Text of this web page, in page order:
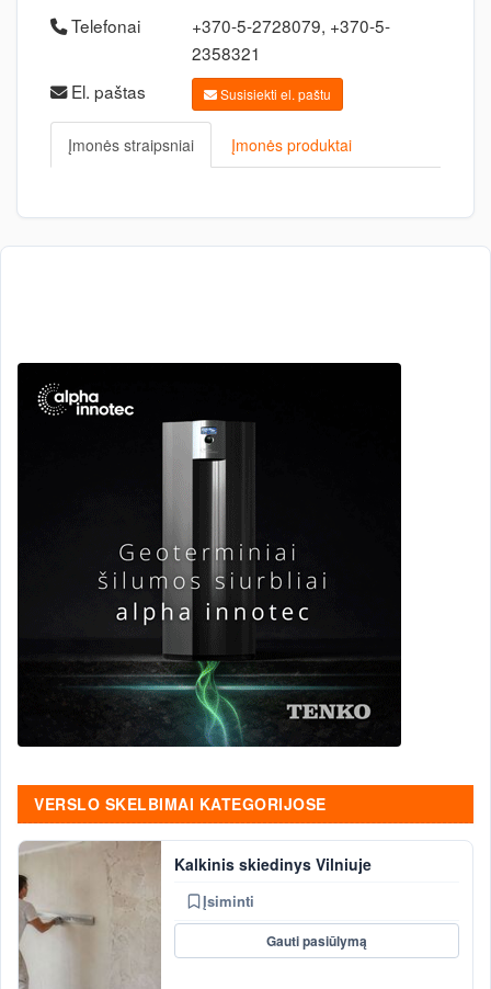
Telefonai
+370-5-2728079, +370-5-
2358321
El. paštas
Susisiekti el. paštu
Įmonės straipsniai Įmonės produktai
VERSLO SKELBIMAI KATEGORIJOSE
Kalkinis skiedinys Vilniuje
Įsiminti
Gauti pasiūlymą